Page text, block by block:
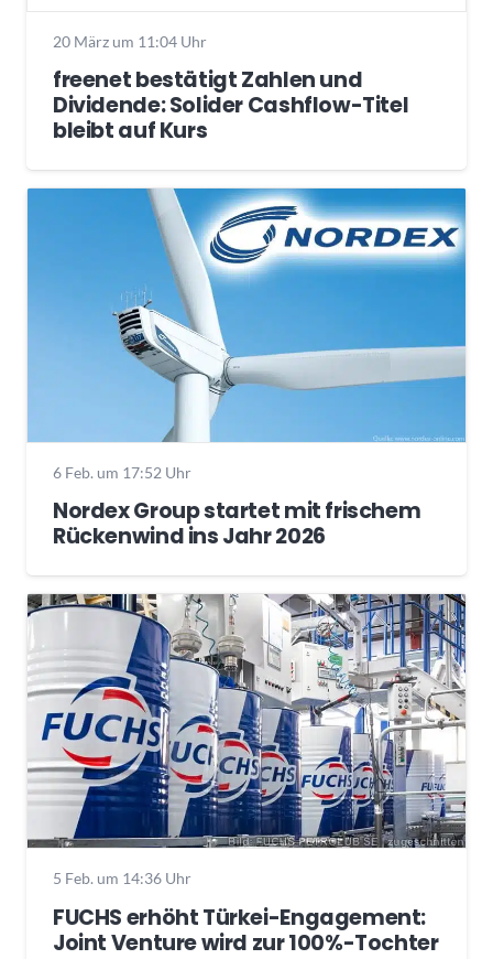
20 März um 11:04 Uhr
freenet bestätigt Zahlen und
Dividende: Solider Cashflow-Titel
bleibt auf Kurs
6 Feb. um 17:52 Uhr
Nordex Group startet mit frischem
Rückenwind ins Jahr 2026
5 Feb. um 14:36 Uhr
FUCHS erhöht Türkei-Engagement:
Joint Venture wird zur 100%-Tochter